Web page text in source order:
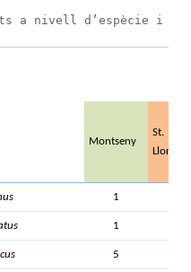
a nivell d’espècie i el
Montseny
St.
Llorenç
1
1
5